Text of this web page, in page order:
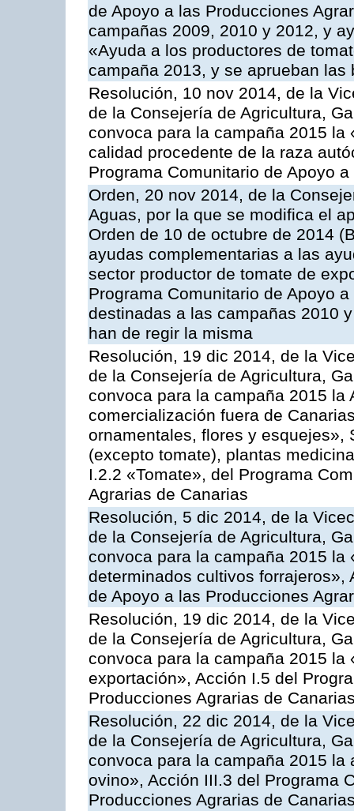
de Apoyo a las Producciones
campañas 2009, 2010 y 2012, y
«Ayuda a los productores de
campaña 2013, y se aprueban
Resolución, 10 nov 2014, de la
de la Consejería de Agricultura,
convoca para la campaña 2015
calidad procedente de la raza
Programa Comunitario de Apoyo
Orden, 20 nov 2014, de la
Aguas, por la que se modifica el
Orden de 10 de octubre de 2014
ayudas complementarias a las
sector productor de tomate de
Programa Comunitario de Apoyo
destinadas a las campañas 2010
han de regir la misma
Resolución, 19 dic 2014, de la
de la Consejería de Agricultura,
convoca para la campaña 2015 la
comercialización fuera de
ornamentales, flores y esquejes»,
(excepto tomate), plantas
I.2.2 «Tomate», del Programa
Agrarias de Canarias
Resolución, 5 dic 2014, de la
de la Consejería de Agricultura,
convoca para la campaña 2015 la
determinados cultivos forrajeros»,
de Apoyo a las Producciones
Resolución, 19 dic 2014, de la
de la Consejería de Agricultura,
convoca para la campaña 2015
exportación», Acción I.5 del
Producciones Agrarias de
Resolución, 22 dic 2014, de la
de la Consejería de Agricultura,
convoca para la campaña 2015
ovino», Acción III.3 del Programa
Producciones Agrarias de